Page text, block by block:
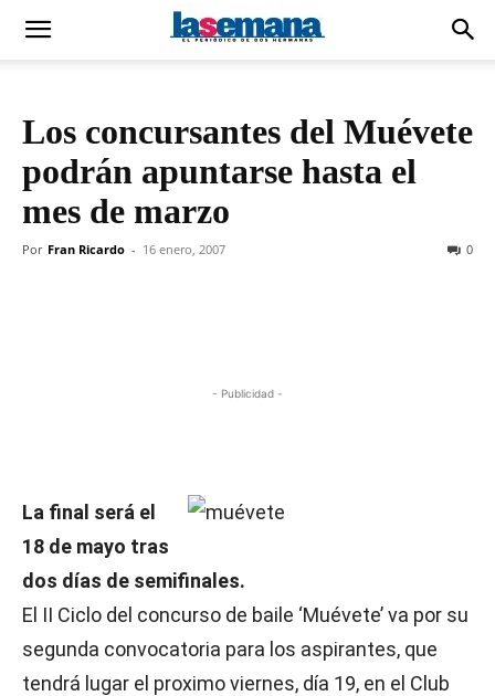
Los concursantes del Muévete
podrán apuntarse hasta el
mes de marzo
Por Fran Ricardo - 16 enero, 2007 0
- Publicidad -
La final será el
18 de mayo tras
dos días de semifinales.
El II Ciclo del concurso de baile ‘Muévete’ va por su
segunda convocatoria para los aspirantes, que
tendrá lugar el proximo viernes, día 19, en el Club